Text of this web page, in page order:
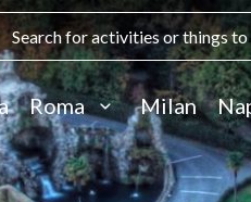
Roma Milan